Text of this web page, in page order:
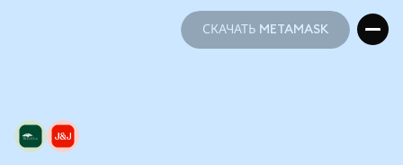
СКАЧАТЬ METAMASK